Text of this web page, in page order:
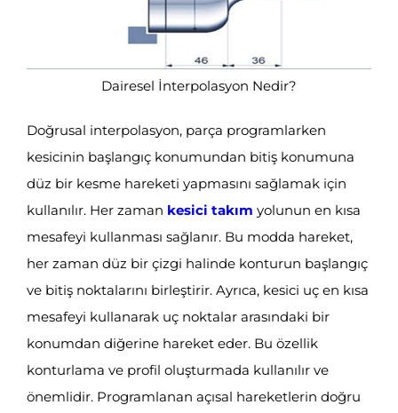
Dairesel İnterpolasyon Nedir?
Doğrusal interpolasyon, parça programlarken
kesicinin başlangıç konumundan bitiş konumuna
düz bir kesme hareketi yapmasını sağlamak için
kullanılır. Her zaman kesici takım yolunun en kısa
mesafeyi kullanması sağlanır. Bu modda hareket,
her zaman düz bir çizgi halinde konturun başlangıç
ve bitiş noktalarını birleştirir. Ayrıca, kesici uç en kısa
mesafeyi kullanarak uç noktalar arasındaki bir
konumdan diğerine hareket eder. Bu özellik
konturlama ve profil oluşturmada kullanılır ve
önemlidir. Programlanan açısal hareketlerin doğru